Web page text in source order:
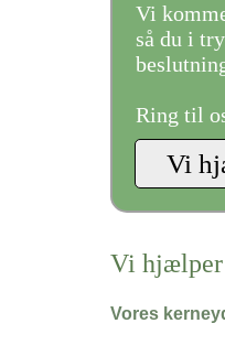
Vi
så du i
Ring til
Vi hjælper
Vores